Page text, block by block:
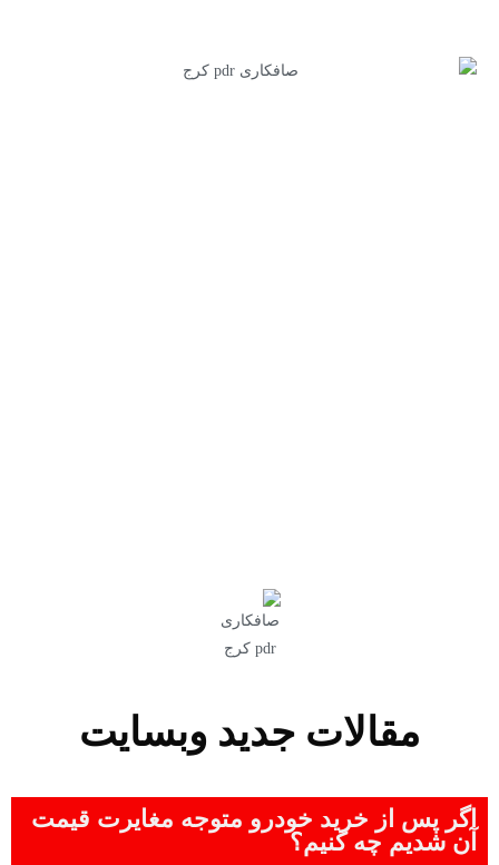
مقالات جدید وبسایت
اگر پس از خرید خودرو متوجه مغایرت قیمت
آن شدیم چه کنیم؟